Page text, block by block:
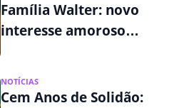
Família Walter: novo
interesse amoroso
NOTÍCIAS
Cem Anos de Solidão: